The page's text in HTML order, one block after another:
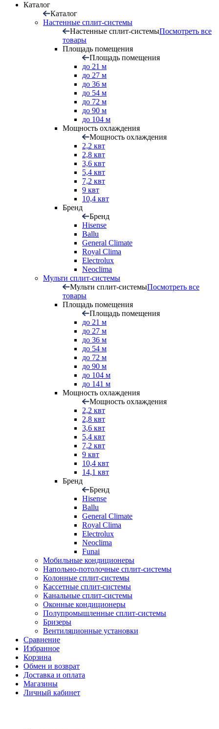
Каталог
Каталог
Настенные сплит-системы
Настенные сплит-системыПосмотреть все
товары
Площадь помещения
Площадь помещения
до 21 м
до 27 м
до 36 м
до 54 м
до 72 м
до 90 м
до 104 м
Мощность охлаждения
Мощность охлаждения
2,2 квт
2,8 квт
3,6 квт
5,4 квт
7,2 квт
9 квт
10,4 квт
Бренд
Бренд
Hisense
Ballu
General Climate
Royal Clima
Electrolux
Neoclima
Мульти сплит-системы
Мульти сплит-системыПосмотреть все
товары
Площадь помещения
Площадь помещения
до 21 м
до 27 м
до 36 м
до 54 м
до 72 м
до 90 м
до 104 м
до 141 м
Мощность охлаждения
Мощность охлаждения
2,2 квт
2,8 квт
3,6 квт
5,4 квт
7,2 квт
9 квт
10,4 квт
14,1 квт
Бренд
Бренд
Hisense
Ballu
General Climate
Royal Clima
Electrolux
Neoclima
Funai
Мобильные кондиционеры
Напольно-потолоч​ные ​сплит-системы
Колонные ​​сплит-системы
Кассетные сплит-системы
Канальные сплит-системы
Оконные кондиционеры
Полупромышленные сплит-системы
Бризеры
Вентиляционные установки
Сравнение
Избранное
Корзина
Обмен и возврат
Доставка и оплата
Магазины
Личный кабинет